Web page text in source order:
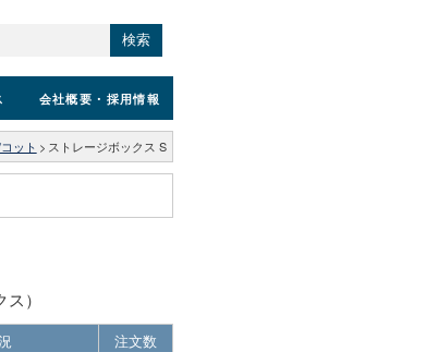
検索
会社概要 ・採用情報
ット > ストレージボックス S
）
注文数